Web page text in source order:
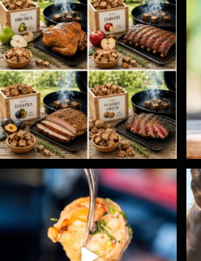
1 0
Spoustu podobných triků, které vám usnadní nejenom...
9 0